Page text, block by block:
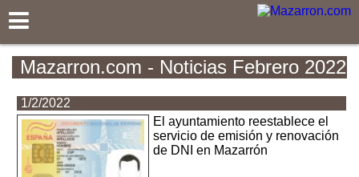
Mazarron.com - Noticias Febrero 2022
1/2/2022
El ayuntamiento reestablece el
servicio de emisión y renovación
de DNI en Mazarrón